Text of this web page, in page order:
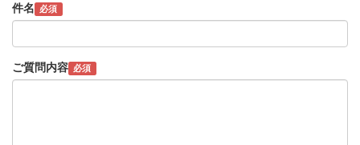
件名 必須
ご質問内容 必須